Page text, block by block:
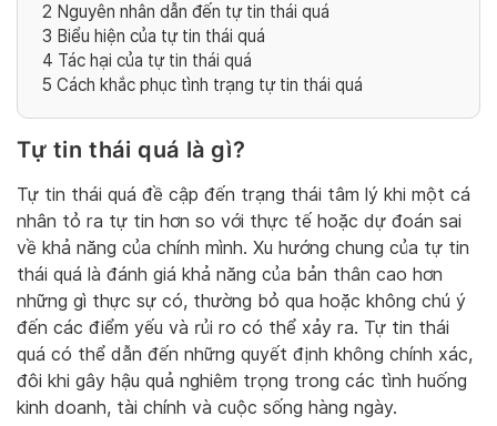
2 Nguyên nhân dẫn đến tự tin thái quá
3 Biểu hiện của tự tin thái quá
4 Tác hại của tự tin thái quá
5 Cách khắc phục tình trạng tự tin thái quá
Tự tin thái quá là gì?
Tự tin thái quá đề cập đến trạng thái tâm lý khi một cá
nhân tỏ ra tự tin hơn so với thực tế hoặc dự đoán sai
về khả năng của chính mình. Xu hướng chung của tự tin
thái quá là đánh giá khả năng của bản thân cao hơn
những gì thực sự có, thường bỏ qua hoặc không chú ý
đến các điểm yếu và rủi ro có thể xảy ra. Tự tin thái
quá có thể dẫn đến những quyết định không chính xác,
đôi khi gây hậu quả nghiêm trọng trong các tình huống
kinh doanh, tài chính và cuộc sống hàng ngày.